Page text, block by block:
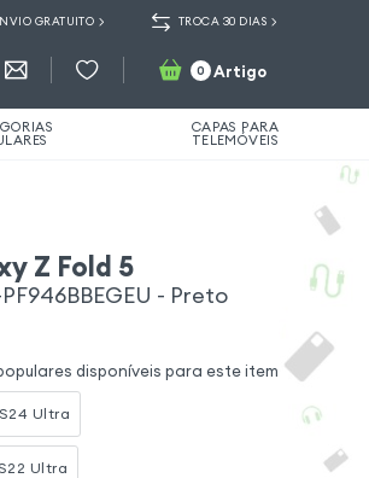
GRATUITO TROCA 30 DIAS
0 Artigo
CAPAS PARA
TELEMÓVEIS
Z Fold 5
- Preto
disponíveis para este item
Ultra
Ultra